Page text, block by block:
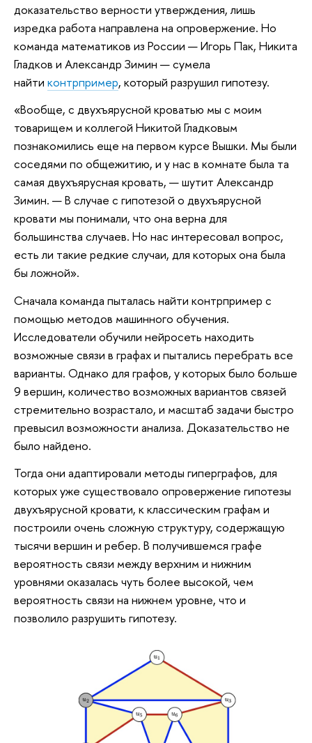
доказательство верности утверждения, лишь
изредка работа направлена на опровержение. Но
команда математиков из России — Игорь Пак, Никита
Гладков и Александр Зимин — сумела
найти контрпример, который разрушил гипотезу.
«Вообще, с двухъярусной кроватью мы с моим
товарищем и коллегой Никитой Гладковым
познакомились еще на первом курсе Вышки. Мы были
соседями по общежитию, и у нас в комнате была та
самая двухъярусная кровать, — шутит Александр
Зимин. — В случае с гипотезой о двухъярусной
кровати мы понимали, что она верна для
большинства случаев. Но нас интересовал вопрос,
есть ли такие редкие случаи, для которых она была
бы ложной».
Сначала команда пыталась найти контрпример с
помощью методов машинного обучения.
Исследователи обучили нейросеть находить
возможные связи в графах и пытались перебрать все
варианты. Однако для графов, у которых было больше
9 вершин, количество возможных вариантов связей
стремительно возрастало, и масштаб задачи быстро
превысил возможности анализа. Доказательство не
было найдено.
Тогда они адаптировали методы гиперграфов, для
которых уже существовало опровержение гипотезы
двухъярусной кровати, к классическим графам и
построили очень сложную структуру, содержащую
тысячи вершин и ребер. В получившемся графе
вероятность связи между верхним и нижним
уровнями оказалась чуть более высокой, чем
вероятность связи на нижнем уровне, что и
позволило разрушить гипотезу.